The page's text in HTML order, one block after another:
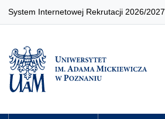
System Internetowej Rekrutacji 2026/2027